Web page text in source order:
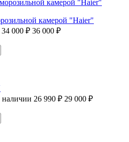
камерой "Haier"
34 000 ₽ 36 000 ₽
26 990 ₽ 29 000 ₽